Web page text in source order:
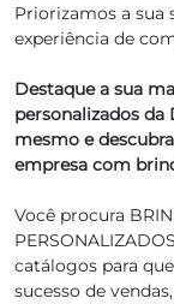
Priorizamos a sua
experiência de
Destaque a sua
personalizados
mesmo e
empresa com
Você procura
catálogos para
sucesso de